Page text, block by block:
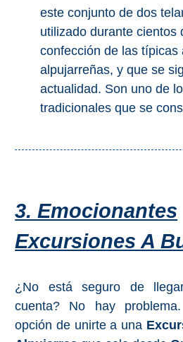
este conjunto de dos
utilizado durante cientos
confección de las típicas
alpujarreñas, y que se
actualidad. Son uno de
tradicionales que se
3. Emocionantes
Excursiones A
¿No está seguro de
cuenta? No hay
opción de unirte a una